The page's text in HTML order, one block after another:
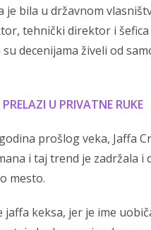
je bila u državnom
tehnički direktor i
decenijama živeli od
U PRIVATNE RUKE
prošlog veka, Jaffa
i taj trend je zadržala i
mesto.
jaffa keksa, jer je ime